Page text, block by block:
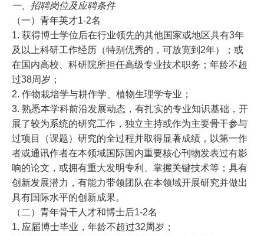
一、招聘岗位及应聘条件
（一）青年英才1-2名
1. 获得博士学位后在行业领先的其他国家或地区具有3年
及以上科研工作经历（特别优秀的，可放宽到2年）；或
在国内高校、科研院所担任高级专业技术职务；年龄不超
过38周岁；
2. 作物栽培学与耕作学、植物生理学专业；
3. 熟悉本学科前沿发展动态，有扎实的专业知识基础，开
展了较为系统的研究工作，独立主持或作为主要骨干参与
过项目（课题）研究的全过程并取得显著成绩，以第一作
者或通讯作者在本领域国际国内重要核心刊物发表过有影
响的论文，或拥有重大发明专利、掌握关键技术等；具有
创新发展潜力，有能力带领团队在本领域开展研究并做出
具有国际水平的创新成果。
（二）青年骨干人才和博士后1-2名
1. 应届博士毕业，年龄不超过32周岁；